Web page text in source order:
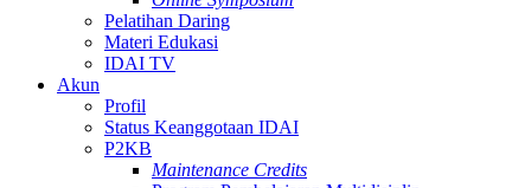
Pelatihan Daring
Materi Edukasi
IDAI TV
Akun
Profil
Status Keanggotaan IDAI
P2KB
Maintenance Credits